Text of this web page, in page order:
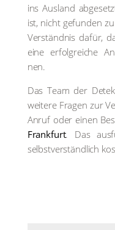
ins Aus­land
ist, nicht gefun­den
Ver­ständ­nis dafür,
eine erfolg­rei­che
nen.
Das Team der
wei­te­re Fra­gen zur
Anruf oder einen
Frank­furt. Das
selbst­ver­ständ­lich